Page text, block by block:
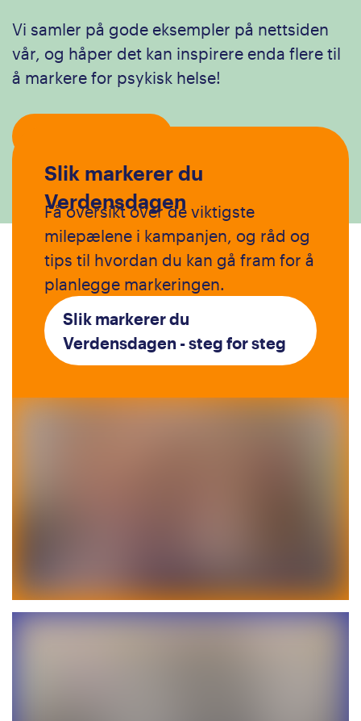
Vi samler på gode eksempler på nettsiden
vår, og håper det kan inspirere enda flere til
å markere for psykisk helse!
Slik markerer du
Verdensdagen
Få oversikt over de viktigste
milepælene i kampanjen, og råd og
tips til hvordan du kan gå fram for å
planlegge markeringen.
Slik markerer du
Verdensdagen - steg for steg